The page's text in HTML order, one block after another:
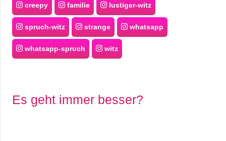
creepy familie lustiger-witz
spruch-witz strange whatsapp
whatsapp-spruch witz
Es geht immer besser?